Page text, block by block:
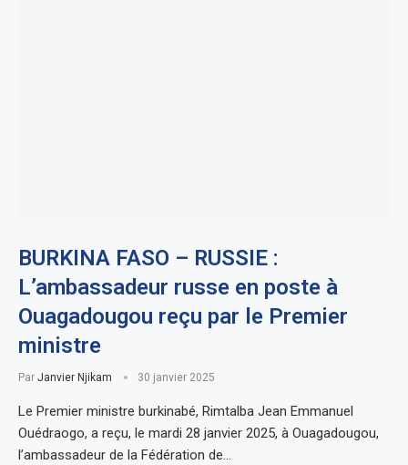
BURKINA FASO – RUSSIE :
L’ambassadeur russe en poste à
Ouagadougou reçu par le Premier
ministre
Par Janvier Njikam 30 janvier 2025
Le Premier ministre burkinabé, Rimtalba Jean Emmanuel
Ouédraogo, a reçu, le mardi 28 janvier 2025, à Ouagadougou,
l’ambassadeur de la Fédération de…